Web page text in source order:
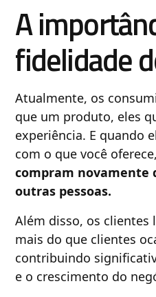
A
fidelidade
Atualmente, os
que um produto, eles
experiência. E quando
com o que você
compram novamente
outras pessoas.
Além disso, os clientes
mais do que clientes
contribuindo
e o crescimento do